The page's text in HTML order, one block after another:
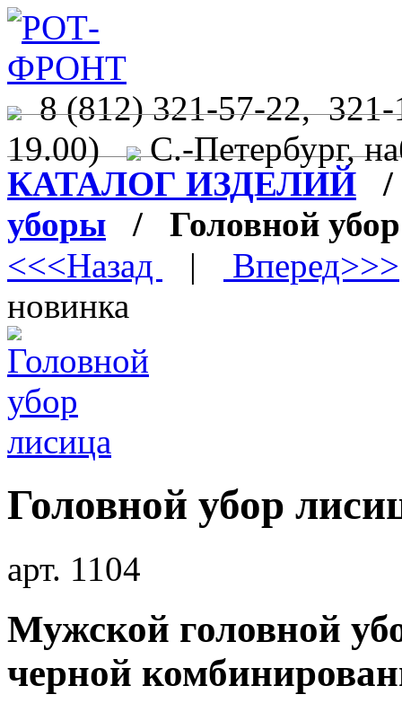
8 (812) 321-57-22,
19.00) С.-Петербург,
КАТАЛОГ ИЗДЕЛИЙ
уборы / Головной
<<<Назад
|
Вперед>>>
новинка
Головной убор
арт. 1104
Мужской головной
черной